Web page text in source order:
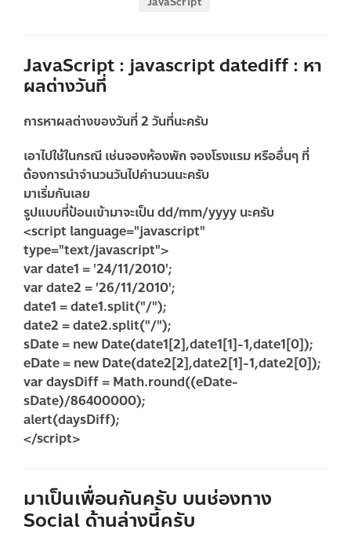
JavaScript : javascript datediff : หา
ผลต่างวันที่
การหาผลต่างของวันที่ 2 วันที่นะครับ
เอาไปใช้ในกรณี เช่นจองห้องพัก จองโรงแรม หรืออื่นๆ ที่
ต้องการนำจำนวนวันไปคำนวนนะครับ
มาเริ่มกันเลย
รูปแบบที่ป้อนเข้ามาจะเป็น dd/mm/yyyy นะครับ
<script language="javascript"
type="text/javascript">
var date1 = '24/11/2010';
var date2 = '26/11/2010';
date1 = date1.split("/");
date2 = date2.split("/");
sDate = new Date(date1[2],date1[1]-1,date1[0]);
eDate = new Date(date2[2],date2[1]-1,date2[0]);
var daysDiff = Math.round((eDate-
sDate)/86400000);
alert(daysDiff);
</script>
มาเป็นเพื่อนกันครับ บนช่องทาง
Social ด้านล่างนี้ครับ